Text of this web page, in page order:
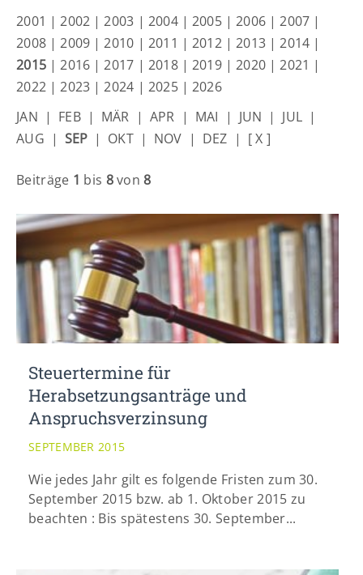
Support
Lorem ipsum dolor sit amet:
24h/ 365days
We offer support for our customers
Get in touch
Cybersteel Inc.
376-293 City Road, Suite 600
San Francisco, CA 94102
+44 1234 567 890
Drop us a line
info@yourdomain.com
2001 |2002 |2003 | 2004| 2005 |2006 |2007 |
2008 |2009 |2010 | 2011 | 2012 |2013 |2014 |
2015 |2016 |2017 | 2018| 2019 |2020 |2021 |
2022 |2023 |2024 | 2025| 2026
JAN | FEB| MÄR | APR | MAI | JUN | JUL |
AUG | SEP| OKT| NOV | DEZ | [ X ]
Beiträge 1 bis 8von8
Steuertermine für
Herabsetzungsanträge und
Anspruchsverzinsung
SEPTEMBER 2015
Wie jedes Jahr gilt es folgende Fristen zum 30.
September 2015 bzw. ab 1. Oktober 2015 zu
beachten : Bis spätestens 30. September...